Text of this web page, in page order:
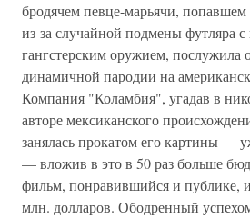
бродячем певце-марьячи,
из-за случайной подмены футляра
гангстерским оружием, послужила
динамичной пародии на
Компания "Коламбия", угадав в
авторе мексиканского
занялась прокатом его картины —
— вложив в это в 50 раз больше
фильм, понравившийся и публике,
млн. долларов. Ободренный